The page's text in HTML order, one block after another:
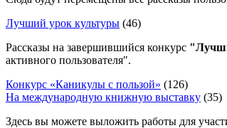
Лучший урок культуры (46)
Рассказы на завершившийся конкурс
активного пользователя".
Конкурс «Каникулы с пользой» (126)
На международную книжную выставку (35)
Здесь вы можете выложить работы для